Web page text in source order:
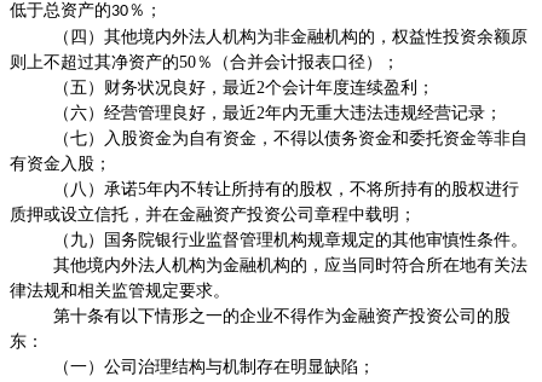
低于总资产的30％；
（四）其他境内外法人机构为非金融机构的，权益性投资余额原
则上不超过其净资产的50％（合并会计报表口径）；
（五）财务状况良好，最近2个会计年度连续盈利；
（六）经营管理良好，最近2年内无重大违法违规经营记录；
（七）入股资金为自有资金，不得以债务资金和委托资金等非自
有资金入股；
（八）承诺5年内不转让所持有的股权，不将所持有的股权进行
质押或设立信托，并在金融资产投资公司章程中载明；
（九）国务院银行业监督管理机构规章规定的其他审慎性条件。
其他境内外法人机构为金融机构的，应当同时符合所在地有关法
律法规和相关监管规定要求。
第十条有以下情形之一的企业不得作为金融资产投资公司的股
东：
（一）公司治理结构与机制存在明显缺陷；